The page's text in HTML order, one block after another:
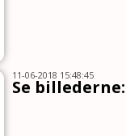
11-06-2018 15:48:45
Se